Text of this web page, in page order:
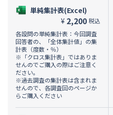
単純集計表(Excel)
¥ 2,200 税込
各設問の単純集計表：今回調査
回答者の、「全体集計値」の集
計表（度数・％）
※「クロス集計表」ではありま
せんのでご購入の際はご注意く
ださい。
※過去調査の集計表は含まれま
せんので、各調査回のページか
らご購入ください